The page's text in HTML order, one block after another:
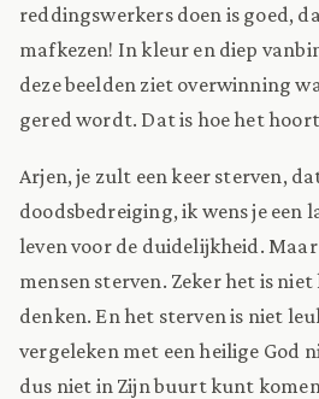
reddingswerkers doen is goed,
mafkezen! In kleur en diep
deze beelden ziet overwinning
gered wordt. Dat is hoe het
Arjen, je zult een keer sterven,
doodsbedreiging, ik wens je een
leven voor de duidelijkheid.
mensen sterven. Zeker het is
denken. En het sterven is niet
vergeleken met een heilige God
dus niet in Zijn buurt kunt